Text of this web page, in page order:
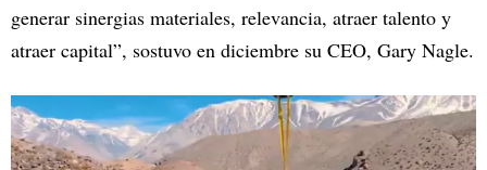
generar sinergias materiales, relevancia, atraer talento y
atraer capital”, sostuvo en diciembre su CEO, Gary Nagle.​